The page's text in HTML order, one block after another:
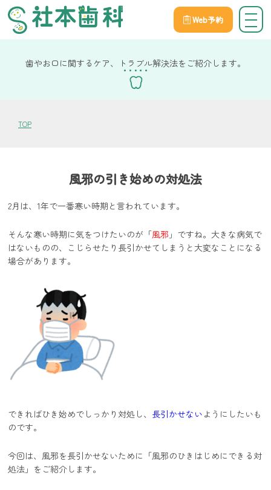
Web予約
院長社本の健康コラム
歯やお口に関するケア、トラブル解決法をご紹介します。
TOP
風邪の引き始めの対処法
2月は、1年で一番寒い時期と言われています。
そんな寒い時期に気をつけたいのが「風邪 」ですね。大きな病気で
はないものの、こじらせたり長引かせてしまうと大変なことになる
場合があります。
できればひき始めでしっかり対処し、 長引かせない ようにしたいも
のです。
今回は、風邪を長引かせないために「風邪のひきはじめにできる対
処法」をご紹介します。